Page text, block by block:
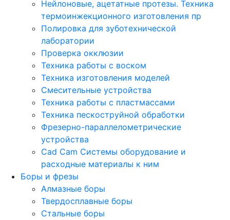
Нейлоновые, ацетатные протезы. Техника
термоинжекционного изготовления пр
Полировка для зуботехнической
лаборатории
Проверка окклюзии
Техника работы с воском
Техника изготовления моделей
Смесительные устройства
Техника работы с пластмассами
Техника пескоструйной обработки
Фрезерно-параллелометрические
устройства
Cad Cam Системы оборудование и
расходные материалы к ним
Боры и фрезы
Алмазные боры
Твердосплавные боры
Стальные боры